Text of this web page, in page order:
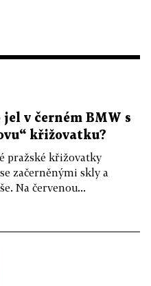
jel v černém BMW s
křižovatku?
pražské křižovatky
začerněnými skly a
Na červenou...